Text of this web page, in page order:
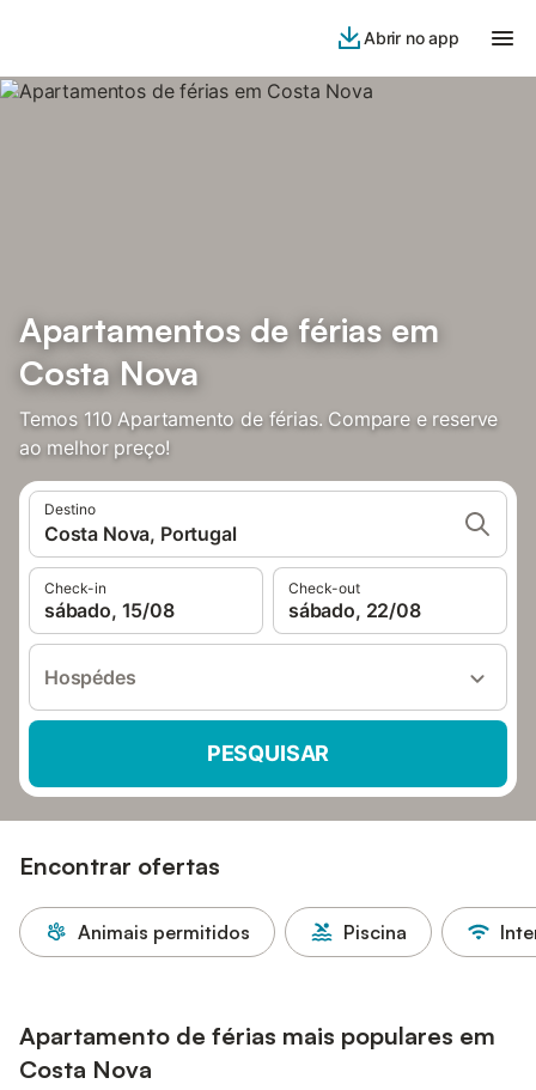
Abrir no app
Apartamentos de férias em
Costa Nova
Temos 110 Apartamento de férias. Compare e reserve
ao melhor preço!
Destino
Costa Nova, Portugal
Check-in
sábado, 15/08
Check-out
sábado, 22/08
Hospédes
PESQUISAR
Encontrar ofertas
Animais permitidos Piscina
Apartamento de férias mais populares em
Costa Nova